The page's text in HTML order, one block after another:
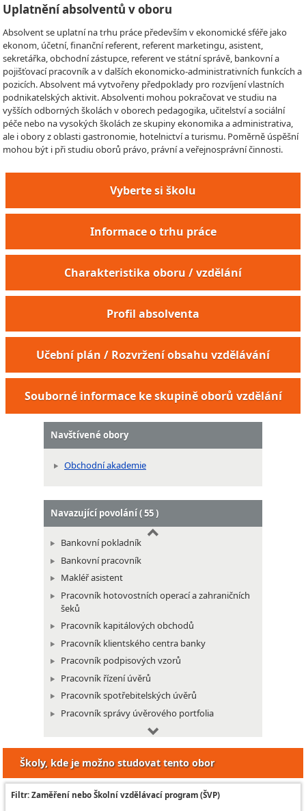
Uplatnění absolventů v oboru
Absolvent se uplatní na trhu práce především v ekonomické sféře jako
ekonom, účetní, finanční referent, referent marketingu, asistent,
sekretářka, obchodní zástupce, referent ve státní správě, bankovní a
pojišťovací pracovník a v dalších ekonomicko-administrativních funkcích a
pozicích. Absolvent má vytvořeny předpoklady pro rozvíjení vlastních
podnikatelských aktivit. Absolventi mohou pokračovat ve studiu na
vyšších odborných školách v oborech pedagogika, učitelství a sociální
péče nebo na vysokých školách ze skupiny ekonomika a administrativa,
ale i obory z oblasti gastronomie, hotelnictví a turismu. Poměrně úspěšní
mohou být i při studiu oborů právo, právní a veřejnosprávní činnosti.
Vyberte si školu
Informace o trhu práce
Charakteristika oboru / vzdělání
Profil absolventa
Učební plán / Rozvržení obsahu vzdělávání
Souborné informace ke skupině oborů vzdělání
Navštívené obory
Obchodní akademie
Navazující povolání ( 55 )
Administrátor pohřebiště
Bankovní pokladník
Bankovní pracovník
Makléř asistent
Pracovník hotovostních operací a zahraničních
šeků
Pracovník kapitálových obchodů
Pracovník klientského centra banky
Pracovník podpisových vzorů
Pracovník řízení úvěrů
Pracovník spotřebitelských úvěrů
Pracovník správy úvěrového portfolia
Pracovník systému platebních karet
Pracovník vnitřních bankovních služeb
Klientský pracovník v pojišťovnictví
Likvidátor škod z cestovního pojištění
Školy, kde je možno studovat tento obor
Filtr: Zaměření nebo Školní vzdělávací program (ŠVP)